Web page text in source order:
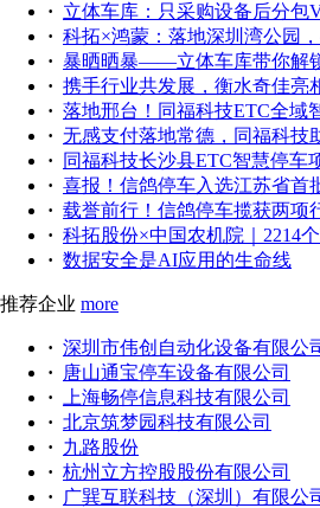
· 立体车库：只采购设备后分包
· 科拓×鸿蒙：落地深圳湾公园
· 暴晒晒暴——立体车库带你解
· 携手行业共发展，衡水奇佳亮
· 落地邢台！同福科技ETC全域
· 无感支付落地常德，同福科技
·
同福科技长沙县ETC智慧停车
· 喜报！信鸽停车入选江苏省首
· 载誉前行！信鸽停车揽获两项
· 科拓股份×中国农机院｜2214
· 数据安全是AI应用的生命线
推荐企业 more
· 深圳市伟创自动化设备有限公
·
唐山通宝停车设备有限公司
·
上海畅停信息科技有限公司
· 北京筑梦园科技有限公司
· 九路股份
· 杭州立方控股股份有限公司
·
广巽互联科技（深圳）有限公